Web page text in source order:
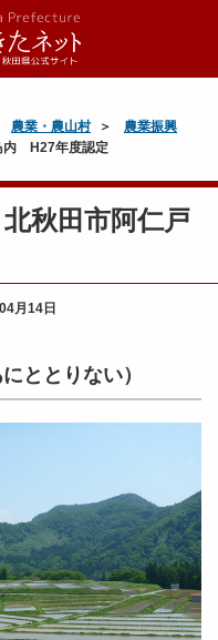
農業・農山村
農業振興
内 H27年度認定
秋田市阿仁戸
月14日
ととりない）